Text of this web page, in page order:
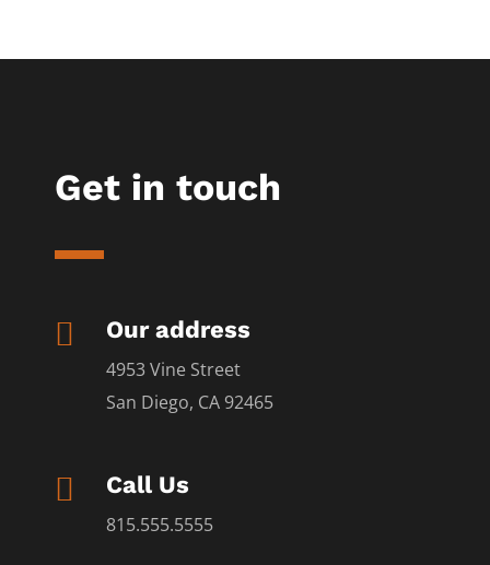
Get in touch
 Our address
4953 Vine Street
San Diego, CA 92465
 Call Us
815.555.5555